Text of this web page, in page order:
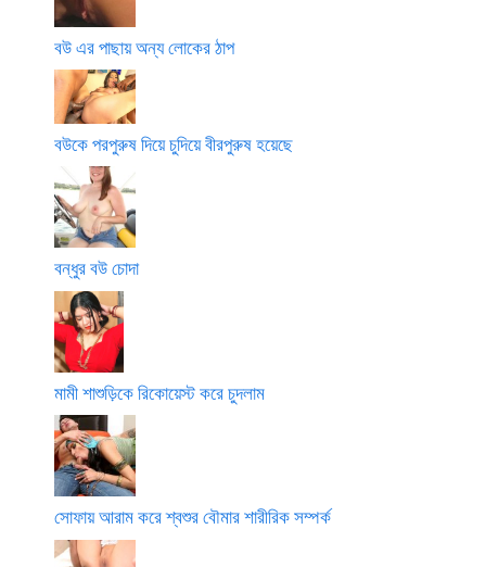
বউ এর পাছায় অন্য লোকের ঠাপ
বউকে পরপুরুষ দিয়ে চুদিয়ে বীরপুরুষ হয়েছে
বন্ধুর বউ চোদা
মামী শাশুড়িকে রিকোয়েস্ট করে চুদলাম
সোফায় আরাম করে শ্বশুর বৌমার শারীরিক সম্পর্ক